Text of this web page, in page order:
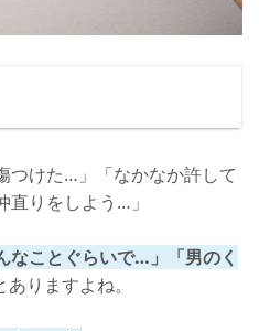
つけた…」「なかなか許して
直りをしよう…」
なことぐらいで…」「男のく
りますよね。